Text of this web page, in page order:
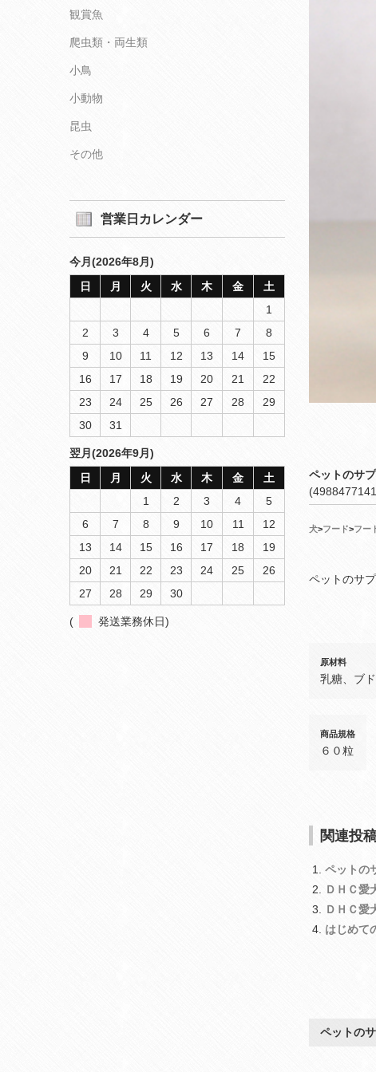
ペットのサ
犬>フード>フー
ペットのサプ
原材料
乳糖、ブ
商品規格
６０粒
関連投
ペットの
ＤＨＣ愛
ＤＨＣ愛
はじめて
ペットの
観賞魚
爬虫類・両生類
小鳥
小動物
昆虫
その他
営業日カレンダー
今月(2026年8月)
日
月 火 水 木 金
土
1
2
3 4 5 6 7
8
9
10 11 12 13 14
15
16
17 18 19 20 21
22
23
24 25 26 27 28
29
30
31
翌月(2026年9月)
日
月 火 水 木 金
土
1
2 3 4
5
6
7 8 9 10 11
12
13
14 15 16 17 18
19
20
21 22 23 24 25
26
27
28 29 30
( 発送業務休日)